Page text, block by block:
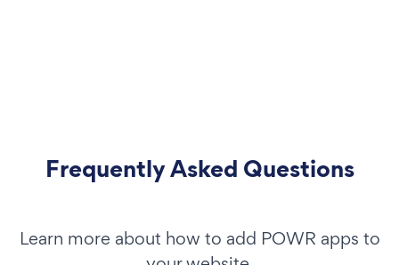
Frequently Asked Questions
Learn more about how to add POWR apps to